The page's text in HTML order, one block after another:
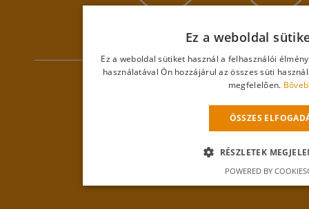
Ez a weboldal
Ez a weboldal sütiket használ a felhasználói
használatával Ön hozzájárul az összes süti
megfelelően.
ÖSSZES
RÉSZLETEK
POWERED BY